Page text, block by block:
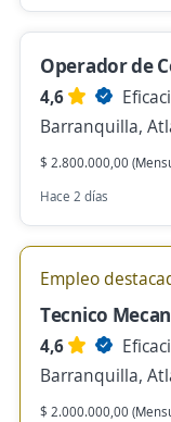
Operador de
4,6
Barranquilla,
$ 2.800.000,00
Hace 2 días
Empleo
Tecnico
4,6
Barranquilla,
$ 2.000.000,00